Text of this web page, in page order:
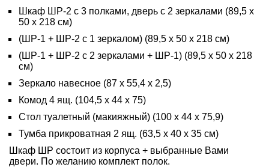
Шкаф ШР-2 с 3 полками, дверь с 2 зеркалами (89,5 х
50 х 218 см)
(ШР-1 + ШР-2 с 1 зеркалом) (89,5 х 50 х 218 см)
(ШР-1 + ШР-2 с 2 зеркалами + ШР-1) (89,5 х 50 х 218
см)
Зеркало навесное (87 х 55,4 х 2,5)
Комод 4 ящ. (104,5 х 44 х 75)
Стол туалетный (макияжный) (100 х 44 х 75,9)
Тумба прикроватная 2 ящ. (63,5 х 40 х 35 см)
Шкаф ШР состоит из корпуса + выбранные Вами
двери. По желанию комплект полок.